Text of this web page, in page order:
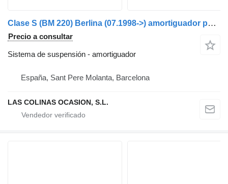
Clase S (BM 220) Berlina (07.1998->) amortiguador para Mercedes-Benz Clase S (BM 220) Berlina (07.1998->) coche
Precio a consultar
Sistema de suspensión - amortiguador
España, Sant Pere Molanta, Barcelona
LAS COLINAS OCASION, S.L.